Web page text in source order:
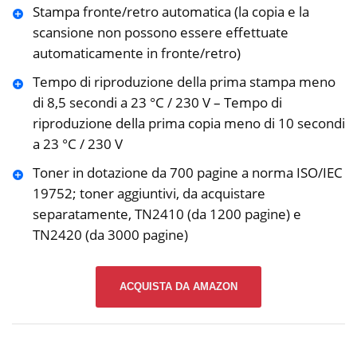
Stampa fronte/retro automatica (la copia e la
scansione non possono essere effettuate
automaticamente in fronte/retro)
Tempo di riproduzione della prima stampa meno
di 8,5 secondi a 23 °C / 230 V – Tempo di
riproduzione della prima copia meno di 10 secondi
a 23 °C / 230 V
Toner in dotazione da 700 pagine a norma ISO/IEC
19752; toner aggiuntivi, da acquistare
separatamente, TN2410 (da 1200 pagine) e
TN2420 (da 3000 pagine)
ACQUISTA DA AMAZON